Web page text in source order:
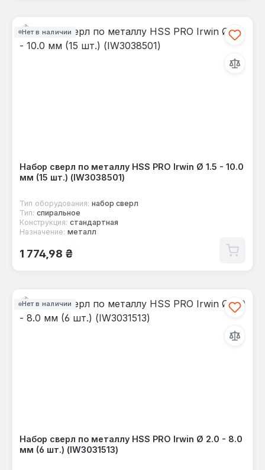
Нет в наличии
Набор сверл по металлу HSS PRO Irwin Ø 1.5 - 10.0
мм (15 шт.) (IW3038501)
Тип оборудования: набор сверл
Тип: спиральное
Конструкция: стандартная
Назначение: металл
Обычная цена:
1 774,98 ₴
Нет в наличии
Набор сверл по металлу HSS PRO Irwin Ø 2.0 - 8.0
мм (6 шт.) (IW3031513)